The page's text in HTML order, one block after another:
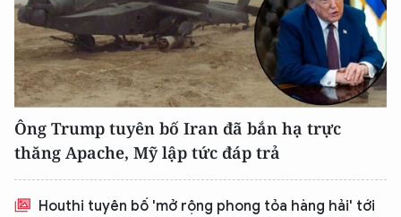
Ông Trump tuyên bố Iran đã bắn hạ trực
thăng Apache, Mỹ lập tức đáp trả
Houthi tuyên bố 'mở rộng phong tỏa hàng hải' tới
XIN CHÀO,
TÔI LÀ CHATBOT CỦA